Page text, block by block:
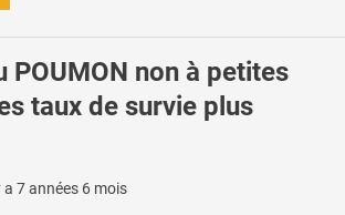
POUMON non à petites
taux de survie plus
a 7 années 6 mois